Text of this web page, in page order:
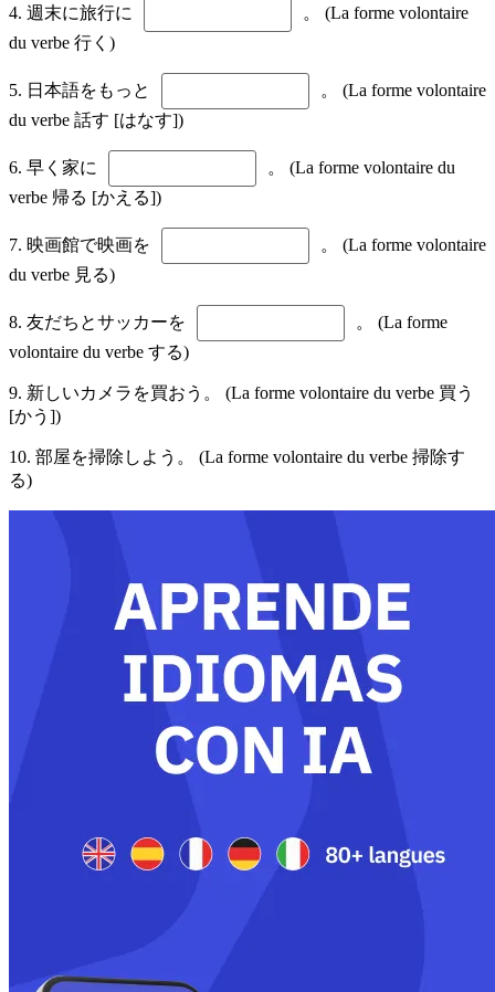
4. 週末に旅行に
。 (La forme volontaire
du verbe 行く)
5. 日本語をもっと
。 (La forme volontaire
du verbe 話す [はなす])
6. 早く家に
。 (La forme volontaire du
verbe 帰る [かえる])
7. 映画館で映画を
。 (La forme volontaire
du verbe 見る)
8. 友だちとサッカーを
。 (La forme
volontaire du verbe する)
9. 新しいカメラを買おう。 (La forme volontaire du verbe 買う
[かう])
10. 部屋を掃除しよう。 (La forme volontaire du verbe 掃除す
る)